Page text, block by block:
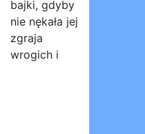
bajki, gdyby
nie nękała jej
zgraja
wrogich i